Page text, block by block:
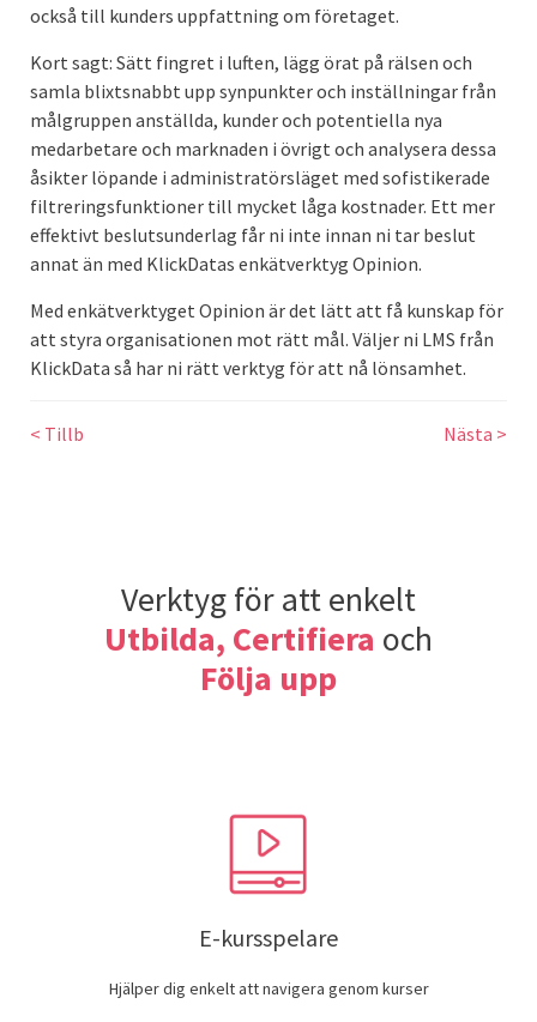
också till kunders uppfattning om företaget.
Kort sagt: Sätt fingret i luften, lägg örat på rälsen och
samla blixtsnabbt upp synpunkter och inställningar från
målgruppen anställda, kunder och potentiella nya
medarbetare och marknaden i övrigt och analysera dessa
åsikter löpande i administratörsläget med sofistikerade
filtreringsfunktioner till mycket låga kostnader. Ett mer
effektivt beslutsunderlag får ni inte innan ni tar beslut
annat än med KlickDatas enkätverktyg Opinion.
Med enkätverktyget Opinion är det lätt att få kunskap för
att styra organisationen mot rätt mål. Väljer ni LMS från
KlickData så har ni rätt verktyg för att nå lönsamhet.
< Tillb Nästa >
Verktyg för att enkelt
Utbilda, Certifiera och
Följa upp
E-kursspelare
Hjälper dig enkelt att navigera genom kurser